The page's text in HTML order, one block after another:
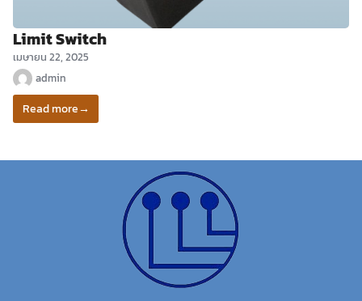
Limit Switch
เมษายน 22, 2025
admin
Read more→